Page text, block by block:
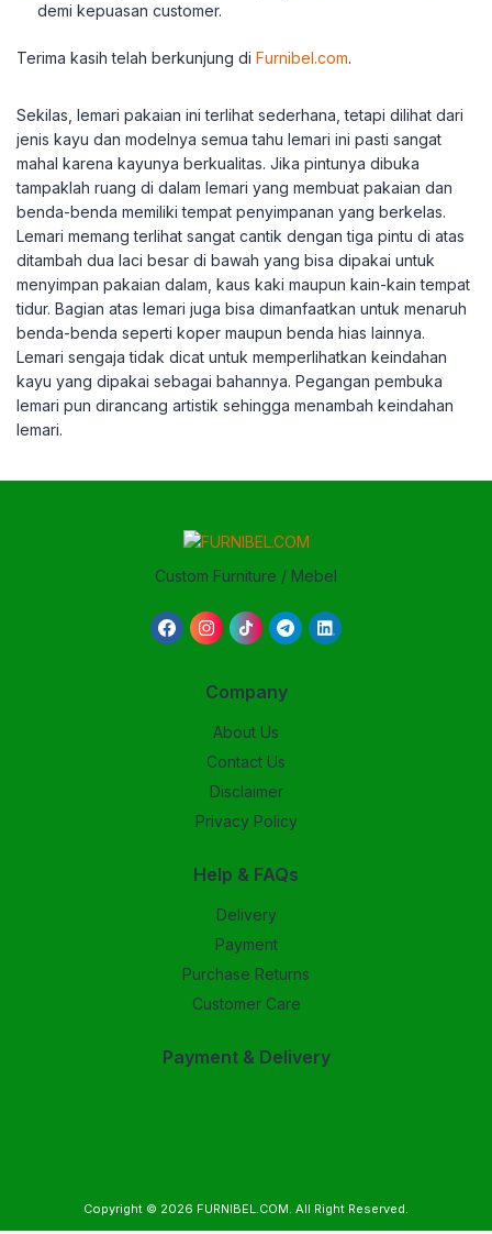
demi kepuasan customer.
Terima kasih telah berkunjung di Furnibel.com.
Sekilas, lemari pakaian ini terlihat sederhana, tetapi dilihat dari
jenis kayu dan modelnya semua tahu lemari ini pasti sangat
mahal karena kayunya berkualitas. Jika pintunya dibuka
tampaklah ruang di dalam lemari yang membuat pakaian dan
benda-benda memiliki tempat penyimpanan yang berkelas.
Lemari memang terlihat sangat cantik dengan tiga pintu di atas
ditambah dua laci besar di bawah yang bisa dipakai untuk
menyimpan pakaian dalam, kaus kaki maupun kain-kain tempat
tidur. Bagian atas lemari juga bisa dimanfaatkan untuk menaruh
benda-benda seperti koper maupun benda hias lainnya.
Lemari sengaja tidak dicat untuk memperlihatkan keindahan
kayu yang dipakai sebagai bahannya. Pegangan pembuka
lemari pun dirancang artistik sehingga menambah keindahan
lemari.
Custom Furniture / Mebel
Company
About Us
Contact Us
Disclaimer
Privacy Policy
Help & FAQs
Delivery
Payment
Purchase Returns
Customer Care
Payment & Delivery
Copyright © 2026 FURNIBEL.COM. All Right Reserved.